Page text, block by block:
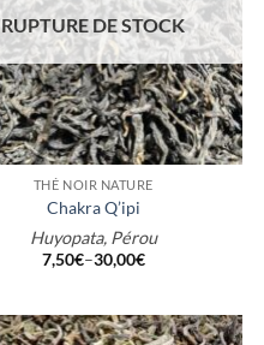
RUPTURE DE STOCK
THÉ NOIR NATURE
Chakra Q’ipi
Huyopata, Pérou
7,50€–30,00€